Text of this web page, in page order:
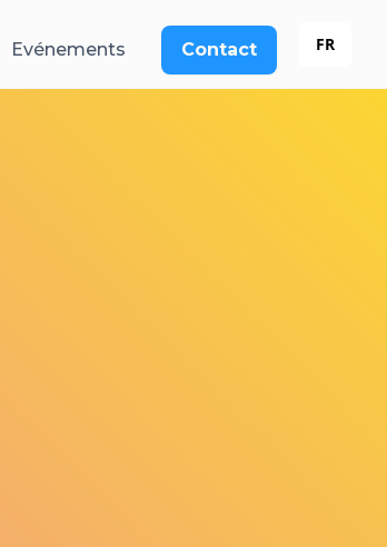
Evénements Contact FR